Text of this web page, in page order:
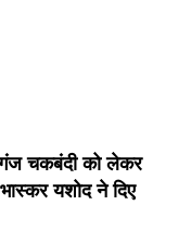
चकबंदी को लेकर
यशोद ने दिए